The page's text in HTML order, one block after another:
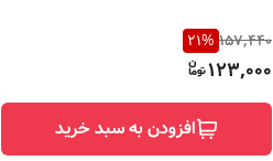
157,440
21%
123,000
افزودن به سبد خرید